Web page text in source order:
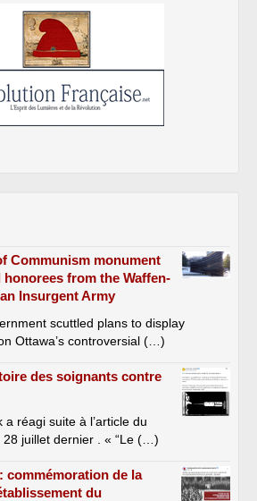
Communism monument
from the Waffen-
Insurgent Army
scuttled plans to display
Ottawa’s controversial (…)
des soignants contre
réagi suite à l’article du
juillet dernier . « “Le (…)
commémoration de la
du